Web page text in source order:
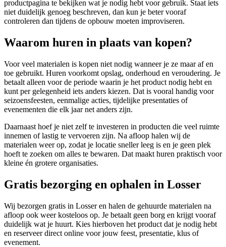
productpagina te bekijken wat je nodig hebt voor gebruik. Staat iets
niet duidelijk genoeg beschreven, dan kun je beter vooraf
controleren dan tijdens de opbouw moeten improviseren.
Waarom huren in plaats van kopen?
Voor veel materialen is kopen niet nodig wanneer je ze maar af en
toe gebruikt. Huren voorkomt opslag, onderhoud en veroudering. Je
betaalt alleen voor de periode waarin je het product nodig hebt en
kunt per gelegenheid iets anders kiezen. Dat is vooral handig voor
seizoensfeesten, eenmalige acties, tijdelijke presentaties of
evenementen die elk jaar net anders zijn.
Daarnaast hoef je niet zelf te investeren in producten die veel ruimte
innemen of lastig te vervoeren zijn. Na afloop halen wij de
materialen weer op, zodat je locatie sneller leeg is en je geen plek
hoeft te zoeken om alles te bewaren. Dat maakt huren praktisch voor
kleine én grotere organisaties.
Gratis bezorging en ophalen in Losser
Wij bezorgen gratis in Losser en halen de gehuurde materialen na
afloop ook weer kosteloos op. Je betaalt geen borg en krijgt vooraf
duidelijk wat je huurt. Kies hierboven het product dat je nodig hebt
en reserveer direct online voor jouw feest, presentatie, klus of
evenement.